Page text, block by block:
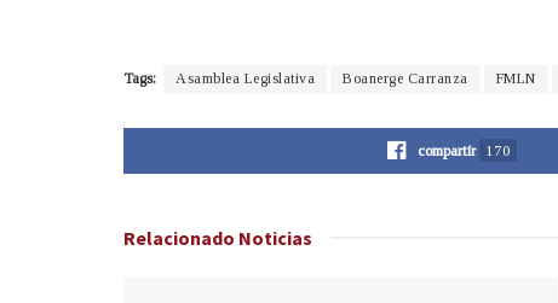
Tags: Asamblea Legislativa Boanerge Carranza FMLN
compartir 170
Relacionado Noticias